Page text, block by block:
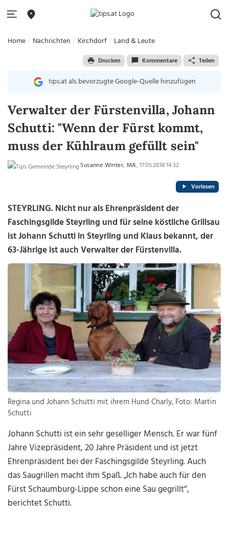
Home Nachrichten Kirchdorf Land & Leute
Drucken Kommentare Teilen
tips.at als bevorzugte Google-Quelle hinzufügen
Verwalter der Fürstenvilla, Johann
Schutti: "Wenn der Fürst kommt,
muss der Kühlraum gefüllt sein"
Susanne Winter, MA, 17.05.2018 14:32
Vorlesen
STEYRLING. Nicht nur als Ehrenpräsident der
Faschingsgilde Steyrling und für seine köstliche Grillsau
ist Johann Schutti in Steyrling und Klaus bekannt, der
63-Jährige ist auch Verwalter der Fürstenvilla.
Regina und Johann Schutti mit ihrem Hund Charly, Foto: Martin
Schutti
Johann Schutti ist ein sehr geselliger Mensch. Er war fünf
Jahre Vizepräsident, 20 Jahre Präsident und ist jetzt
Ehrenpräsident bei der Faschingsgilde Steyrling. Auch
das Saugrillen macht ihm Spaß. „Ich habe auch für den
Fürst Schaumburg-Lippe schon eine Sau gegrillt“,
berichtet Schutti.